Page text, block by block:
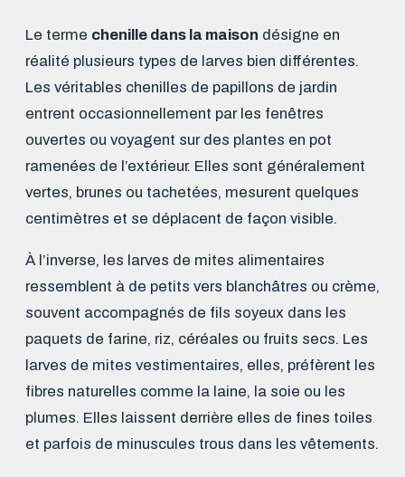
Le terme chenille dans la maison désigne en
réalité plusieurs types de larves bien différentes.
Les véritables chenilles de papillons de jardin
entrent occasionnellement par les fenêtres
ouvertes ou voyagent sur des plantes en pot
ramenées de l’extérieur. Elles sont généralement
vertes, brunes ou tachetées, mesurent quelques
centimètres et se déplacent de façon visible.
À l’inverse, les larves de mites alimentaires
ressemblent à de petits vers blanchâtres ou crème,
souvent accompagnés de fils soyeux dans les
paquets de farine, riz, céréales ou fruits secs. Les
larves de mites vestimentaires, elles, préfèrent les
fibres naturelles comme la laine, la soie ou les
plumes. Elles laissent derrière elles de fines toiles
et parfois de minuscules trous dans les vêtements.